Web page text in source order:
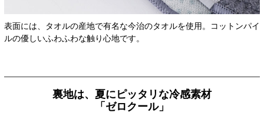
表面には、タオルの産地で有名な今治のタオルを使用。コットンパイ
ルの優しいふわふわな触り心地です。
裏地は、夏にピッタリな冷感素材
「ゼロクール」